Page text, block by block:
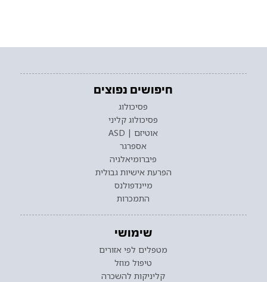
חיפושים נפוצים
פסיכולוג
פסיכולוג קליני
אוטיזם | ASD
אספרגר
פיברומיאלגיה
הפרעת אישיות גבולית
מיינדפולנס
התמכרות
שימושי
מטפלים לפי אזורים
טיפול מוזל
קליניקות להשכרה